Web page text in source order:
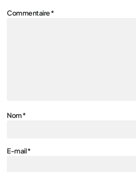
Commentaire*
Nom*
E-mail*